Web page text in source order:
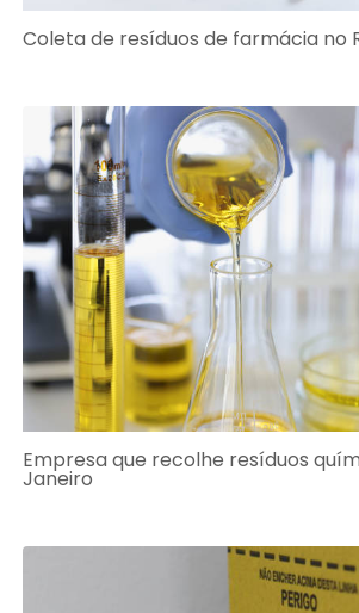
Coleta de resíduos de farmácia no
Empresa que recolhe resíduos
Janeiro